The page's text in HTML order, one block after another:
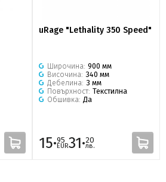
uRage "Lethality 350 Speed"
Широчина: 900 мм
Височина: 340 мм
Дебелина: 3 мм
Повърхност: Текстилна
Обшивка: Да
15·95
EUR31·20
лв.